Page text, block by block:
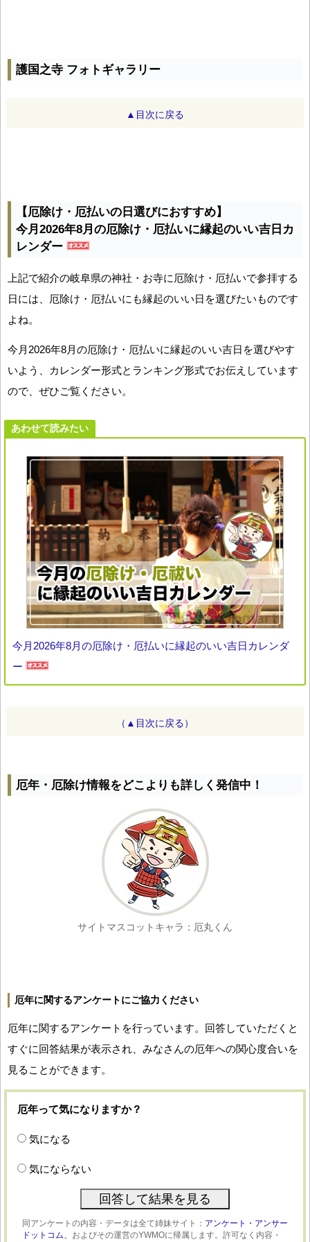
護国之寺 フォトギャラリー
▲目次に戻る
【厄除け・厄払いの日選びにおすすめ】
今月2026年8月の厄除け・厄払いに縁起のいい吉日カ
レンダー
上記で紹介の岐阜県の神社・お寺に厄除け・厄払いで参拝する
日には、厄除け・厄払いにも縁起のいい日を選びたいものです
よね。
今月2026年8月の厄除け・厄払いに縁起のいい吉日を選びやす
いよう、カレンダー形式とランキング形式でお伝えしています
ので、ぜひご覧ください。
あわせて読みたい
今月2026年8月の厄除け・厄払いに縁起のいい吉日カレンダ
ー
（▲目次に戻る）
厄年・厄除け情報をどこよりも詳しく発信中！
サイトマスコットキャラ：厄丸くん
厄年に関するアンケートにご協力ください
厄年に関するアンケートを行っています。回答していただくと
すぐに回答結果が表示され、みなさんの厄年への関心度合いを
見ることができます。
厄年って気になりますか？
気になる
気にならない
同アンケートの内容・データは全て姉妹サイト： アンケート・アンサー
ドットコム、 およびその運営のYWMOに帰属します。許可なく内容・